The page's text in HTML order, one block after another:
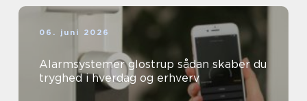
06. juni 2026
Alarmsystemer glostrup sådan skaber du
tryghed i hverdag og erhverv